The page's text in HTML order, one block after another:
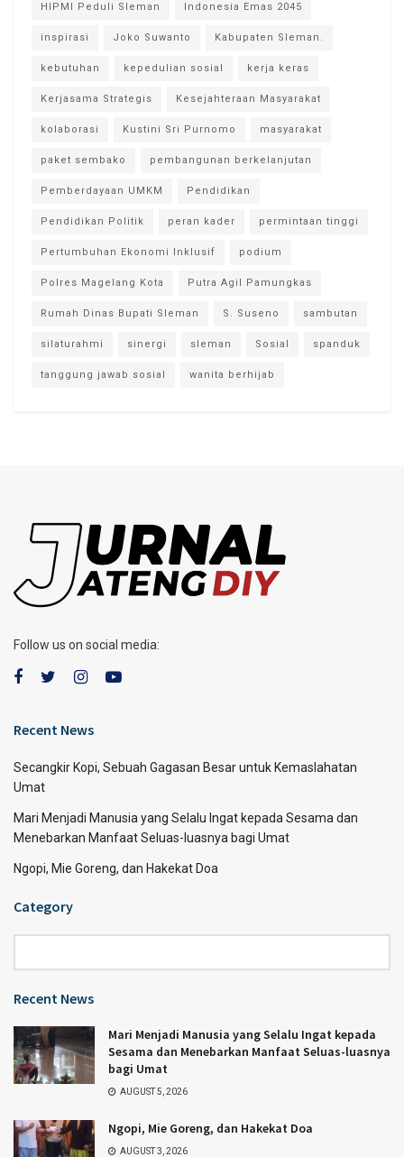
HIPMI Peduli Sleman Indonesia Emas 2045
inspirasi Joko Suwanto Kabupaten Sleman.
kebutuhan kepedulian sosial kerja keras
Kerjasama Strategis Kesejahteraan Masyarakat
kolaborasi Kustini Sri Purnomo masyarakat
paket sembako pembangunan berkelanjutan
Pemberdayaan UMKM Pendidikan
Pendidikan Politik peran kader permintaan tinggi
Pertumbuhan Ekonomi Inklusif podium
Polres Magelang Kota Putra Agil Pamungkas
Rumah Dinas Bupati Sleman S. Suseno sambutan
silaturahmi sinergi sleman Sosial spanduk
tanggung jawab sosial wanita berhijab
Follow us on social media:
Recent News
Secangkir Kopi, Sebuah Gagasan Besar untuk Kemaslahatan
Umat
Mari Menjadi Manusia yang Selalu Ingat kepada Sesama dan
Menebarkan Manfaat Seluas-luasnya bagi Umat
Ngopi, Mie Goreng, dan Hakekat Doa
Category
Recent News
Mari Menjadi Manusia yang Selalu Ingat kepada
Sesama dan Menebarkan Manfaat Seluas-luasnya
bagi Umat
AUGUST 5, 2026
Ngopi, Mie Goreng, dan Hakekat Doa
AUGUST 3, 2026